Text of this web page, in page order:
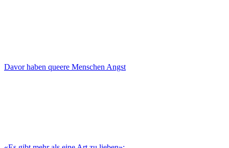
Davor haben queere Menschen Angst